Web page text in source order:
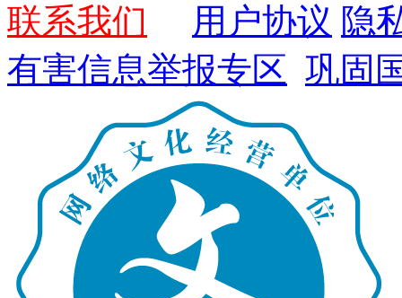
联系我们
用户协议 隐
有害信息举报专区 巩固